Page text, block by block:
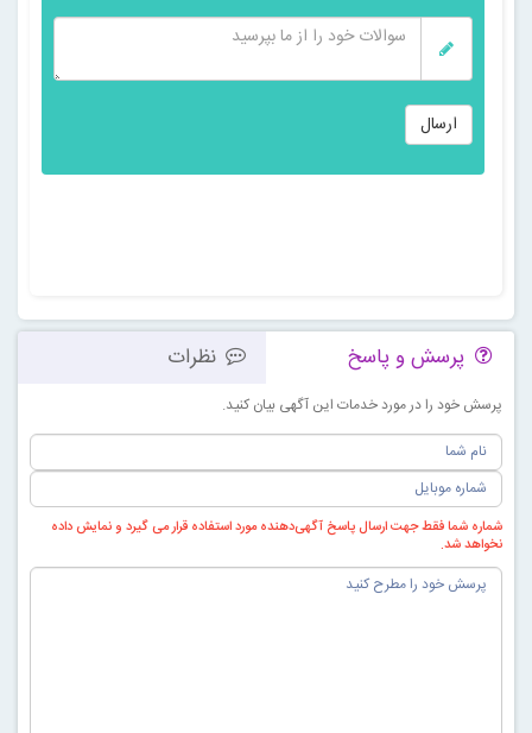
پرسش و پاسخ نظرات
پرسش خود را در مورد خدمات این آگهی بیان کنید.
شماره شما فقط جهت ارسال پاسخ آگهی‌دهنده مورد استفاده قرار می گیرد و نمایش داده
نخواهد شد.